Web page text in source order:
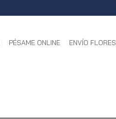
PÉSAME ONLINE ENVÍO FLORES